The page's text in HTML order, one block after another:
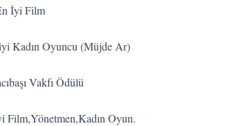
İyi Film
Kadın Oyuncu (Müjde Ar)
Vakfı Ödülü
Film,Yönetmen,Kadın Oyun.